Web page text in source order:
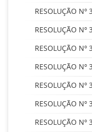
RESOLUÇÃO Nº
RESOLUÇÃO Nº
RESOLUÇÃO Nº
RESOLUÇÃO Nº
RESOLUÇÃO Nº
RESOLUÇÃO Nº
RESOLUÇÃO Nº